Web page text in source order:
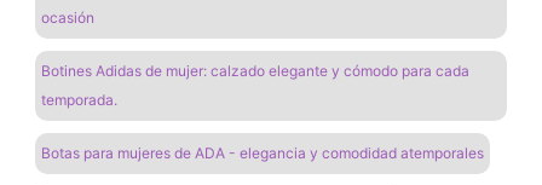
ocasión
Botines Adidas de mujer: calzado elegante y cómodo para cada
temporada.
Botas para mujeres de ADA - elegancia y comodidad atemporales